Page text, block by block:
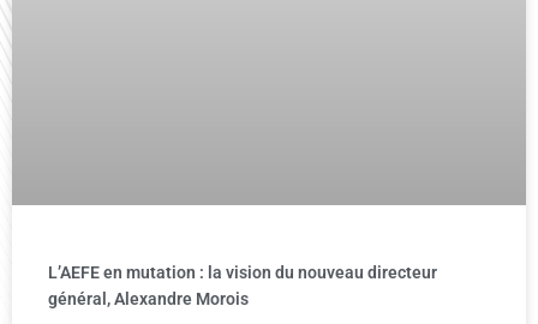
L’AEFE en mutation : la vision du nouveau directeur
général, Alexandre Morois